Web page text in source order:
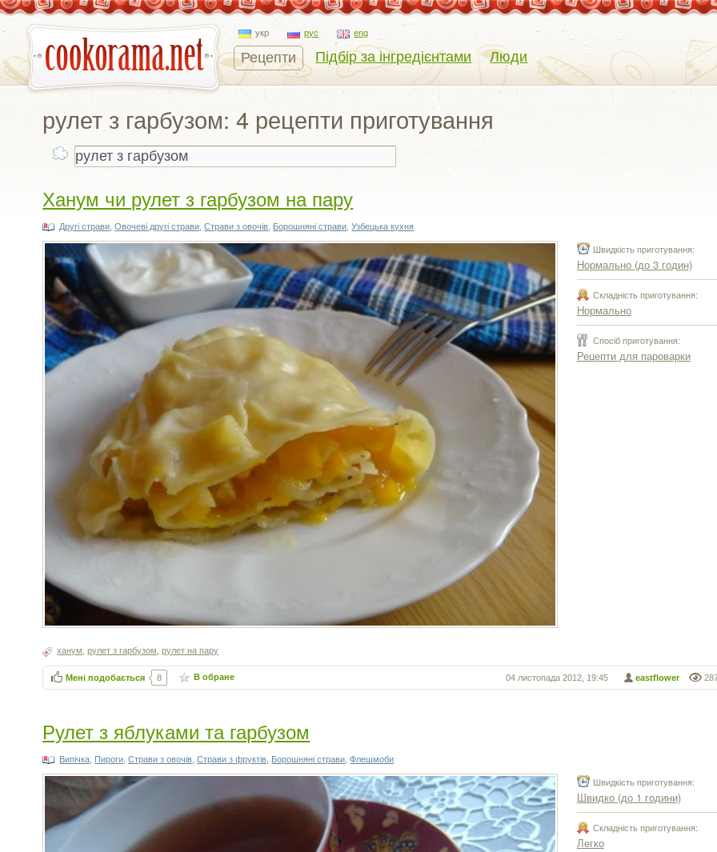
укр рус eng
Рецепти Підбір за інгредієнтами Люди
рулет з гарбузом: 4 рецепти приготування
Ханум чи рулет з гарбузом на пару
Другі страви ,Овочеві другі страви ,Страви з овочів Борошняні страви ,Узбецька кухня
Швидкість приготування:
Нормально (до 3 годин)
Складність приготування:
Нормально
Спосіб приготування:
Рецепти для пароварки
ханум ,рулет з гарбузом ,рулет на пару
eastflower
04 листопада 2012, 19:45
Мені подобається 8 В обране
Рулет з яблуками та гарбузом
Випічка Пироги ,Страви з овочів ,Страви з фруктів Борошняні страви ,Флешмоби
Швидкість приготування:
Швидко (до 1 години)
Складність приготування:
Легко